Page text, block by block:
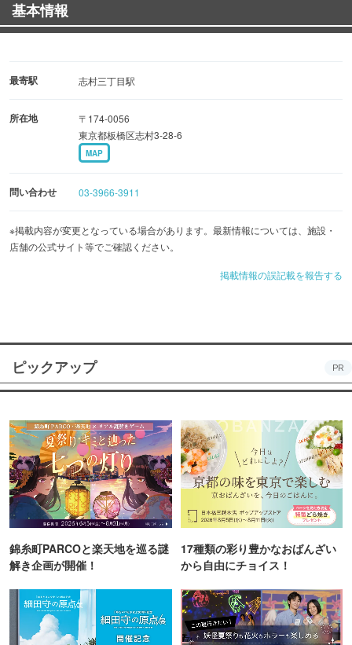
基本情報
最寄駅 志村三丁目駅
所在地
〒174-0056
東京都板橋区志村3-28-6
MAP
問い合わせ 03-3966-3911
※掲載内容が変更となっている場合があります。最新情報については、施設・
店舗の公式サイト等でご確認ください。
掲載情報の誤記載を報告する
ピックアップ PR
錦糸町PARCOと楽天地を巡る謎
解き企画が開催！
17種類の彩り豊かなおばんざい
から自由にチョイス！